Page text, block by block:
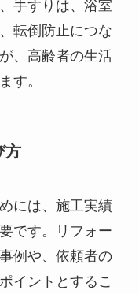
手すりは、浴室
転倒防止につな
、高齢者の生活
す。
方
には、施工実績
です。リフォー
例や、依頼者の
イントとするこ